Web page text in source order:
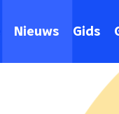
Nieuws Gids